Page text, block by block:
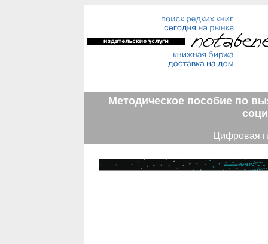
Методическое пособие по
Цифровая